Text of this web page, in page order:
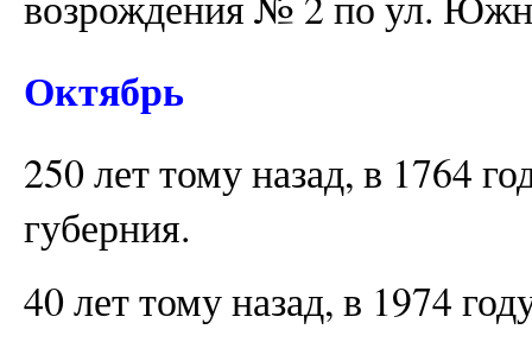
Октябрь
250 лет тому назад, в 1764
губерния.
40 лет тому назад, в 1974